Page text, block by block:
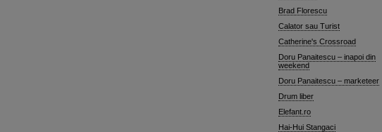
Brad Florescu
Calator sau Turist
Catherine's Crossroad
Doru Panaitescu – inapoi din
weekend
Doru Panaitescu – marketeer
Drum liber
Elefant.ro
Hai-Hui Stangaci